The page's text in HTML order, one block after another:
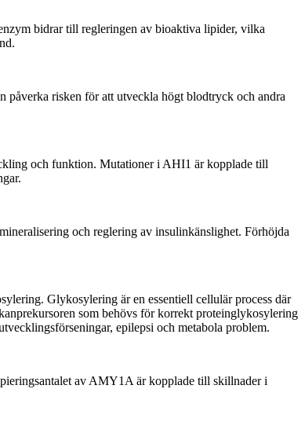
bidrar till regleringen av bioaktiva lipider, vilka
påverka risken för att utveckla högt blodtryck och andra
och funktion. Mutationer i AHI1 är kopplade till
och reglering av insulinkänslighet. Förhöjda
Glykosylering är en essentiell cellulär process där
som behövs för korrekt proteinglykosylering
epilepsi och metabola problem.
av AMY1A är kopplade till skillnader i